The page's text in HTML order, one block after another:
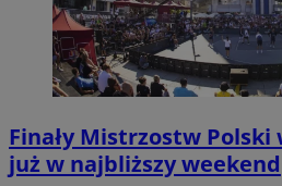
Finały Mistrzostw Polski
już w najbliższy weekend